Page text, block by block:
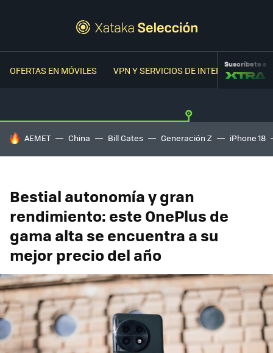
OFERTAS EN MÓVILES VPN Y SERVICIOS DE INTERNETSuscríbete a
HOY SE HABLA DE
AEMET China Bill Gates Generación Z iPhone 18
Bestial autonomía y gran
rendimiento: este OnePlus de
gama alta se encuentra a su
mejor precio del año